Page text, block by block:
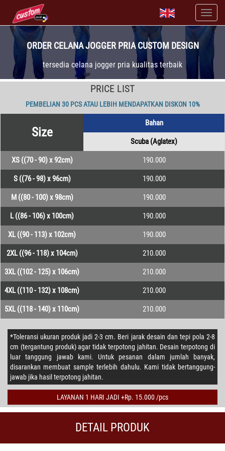
ORDER CELANA JOGGER PRIA CUSTOM DESIGN
tersedia celana jogger pria kualitas terbaik
PRICE LIST
PEMBELIAN 30 PCS ATAU LEBIH MENDAPATKAN DISKON 10%
Size
Bahan
Scuba (Aglatex)
XS ((70 - 90) x 92cm) 190.000
S ((76 - 98) x 96cm) 190.000
M ((80 - 100) x 98cm) 190.000
L ((86 - 106) x 100cm) 190.000
XL ((90 - 113) x 102cm) 190.000
2XL ((96 - 118) x 104cm) 210.000
3XL ((102 - 125) x 106cm) 210.000
4XL ((110 - 132) x 108cm) 210.000
5XL ((118 - 140) x 110cm) 210.000
*Toleransi ukuran produk jadi 2-3 cm. Beri jarak desain dan tepi pola 2-8
cm (tergantung produk) agar tidak terpotong jahitan. Desain terpotong di
luar tanggung jawab kami. Untuk pesanan dalam jumlah banyak,
disarankan membuat sample terlebih dahulu. Kami tidak bertanggung-
jawab jika hasil terpotong jahitan.
LAYANAN 1 HARI JADI +Rp. 15.000 /pcs
DETAIL PRODUK